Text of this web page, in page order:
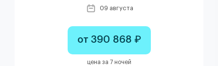
09 августа
от 390 868 ₽
цена за 7 ночей